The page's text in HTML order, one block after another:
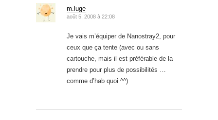
m.luge
août 5, 2008 à 22:08
Je vais m’équiper de Nanostray2, pour
ceux que ça tente (avec ou sans
cartouche, mais il est préférable de la
prendre pour plus de possibilités …
comme d’hab quoi ^^)